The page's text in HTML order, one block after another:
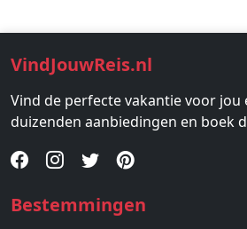
VindJouwReis.nl
Vind de perfecte vakantie voor jou
duizenden aanbiedingen en boek
Bestemmingen